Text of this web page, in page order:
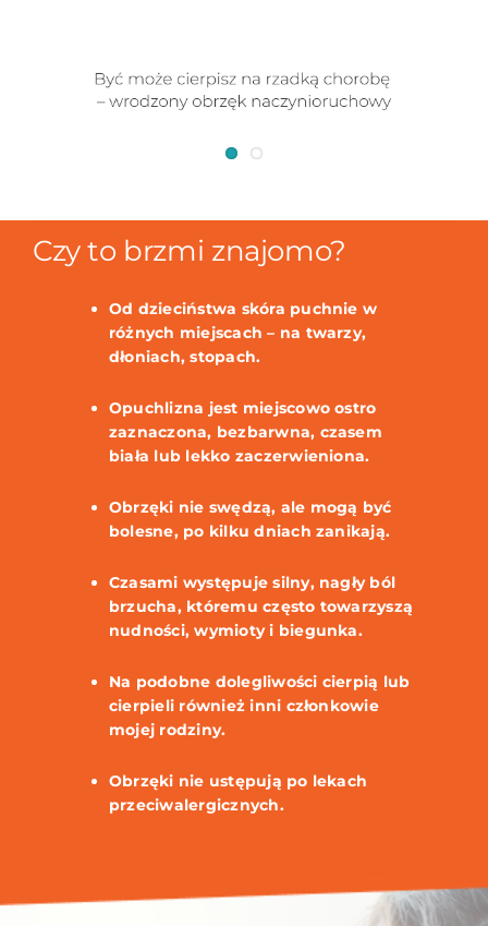
Czy to brzmi znajomo?
Od dzieciństwa skóra puchnie w
różnych miejscach – na twarzy,
dłoniach, stopach.
Opuchlizna jest miejscowo ostro
zaznaczona, bezbarwna, czasem
biała lub lekko zaczerwieniona.
Obrzęki nie swędzą, ale mogą być
bolesne, po kilku dniach zanikają.
Czasami występuje silny, nagły ból
brzucha, któremu często towarzyszą
nudności, wymioty i biegunka.
Na podobne dolegliwości cierpią lub
cierpieli również inni członkowie
mojej rodziny.
Obrzęki nie ustępują po lekach
przeciwalergicznych.